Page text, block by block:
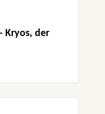
Kryos, der